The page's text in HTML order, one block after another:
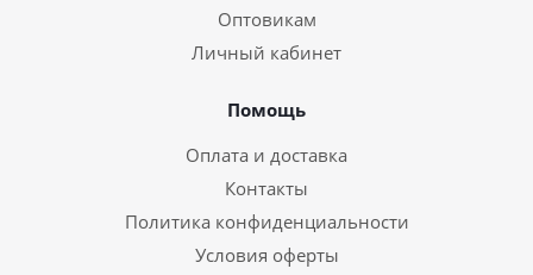
Оптовикам
Личный кабинет
Помощь
Оплата и доставка
Контакты
Политика конфиденциальности
Условия оферты